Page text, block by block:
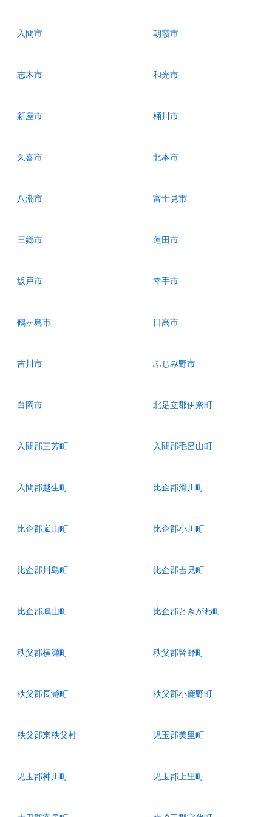
入間市 朝霞市
志木市 和光市
新座市 桶川市
久喜市 北本市
八潮市 富士見市
三郷市 蓮田市
坂戸市 幸手市
鶴ヶ島市 日高市
吉川市 ふじみ野市
白岡市 北足立郡伊奈町
入間郡三芳町 入間郡毛呂山町
入間郡越生町 比企郡滑川町
比企郡嵐山町 比企郡小川町
比企郡川島町 比企郡吉見町
比企郡鳩山町 比企郡ときがわ町
秩父郡横瀬町 秩父郡皆野町
秩父郡長瀞町 秩父郡小鹿野町
秩父郡東秩父村 児玉郡美里町
児玉郡神川町 児玉郡上里町